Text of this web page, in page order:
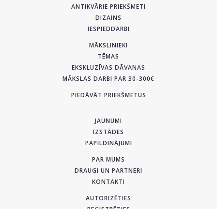
ANTIKVĀRIE PRIEKŠMETI
DIZAINS
IESPIEDDARBI
MĀKSLINIEKI
TĒMAS
EKSKLUZĪVAS DĀVANAS
MĀKSLAS DARBI PAR 30-300€
PIEDĀVĀT PRIEKŠMETUS
JAUNUMI
IZSTĀDES
PAPILDINĀJUMI
PAR MUMS
DRAUGI UN PARTNERI
KONTAKTI
AUTORIZĒTIES